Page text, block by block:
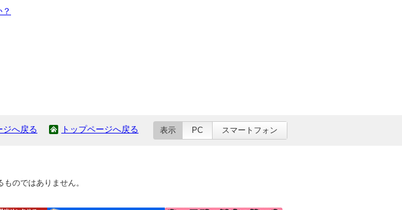
ジへ戻る トップページへ戻る 表示 PC スマートフォン
のではありません。